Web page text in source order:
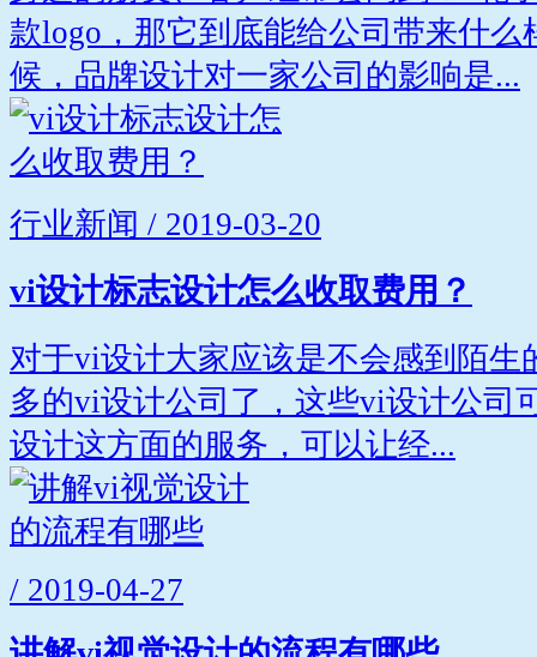
款logo，那它到底能给公司带来什么
候，品牌设计对一家公司的影响是...
行业新闻 / 2019-03-20
vi设计标志设计怎么收取费用？
对于vi设计大家应该是不会感到陌生
多的vi设计公司了，这些vi设计公司
设计这方面的服务，可以让经...
/ 2019-04-27